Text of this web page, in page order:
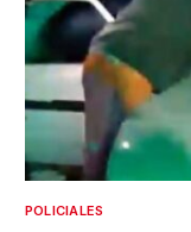
POLICIALES